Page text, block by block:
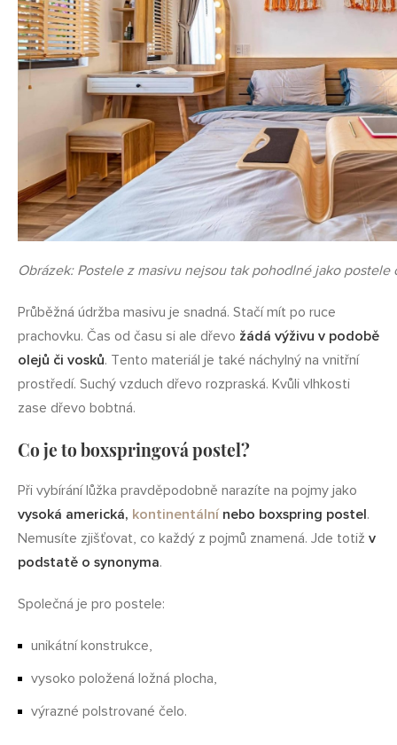
Obrázek: Postele z masivu nejsou tak pohodlné jako postele
Průběžná údržba masivu je snadná. Stačí mít po ruce
prachovku. Čas od času si ale dřevo žádá výživu v podobě
olejů či vosků. Tento materiál je také náchylný na vnitřní
prostředí. Suchý vzduch dřevo rozpraská. Kvůli vlhkosti
zase dřevo bobtná.
Co je to boxspringová postel?
Při vybírání lůžka pravděpodobně narazíte na pojmy jako
vysoká americká, kontinentálnínebo boxspring postel.
Nemusíte zjišťovat, co každý z pojmů znamená. Jde totiž v
podstatě o synonyma.
Společná je pro postele:
unikátní konstrukce,
vysoko položená ložná plocha,
výrazné polstrované čelo.